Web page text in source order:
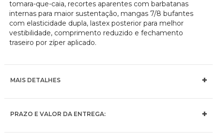
tomara-que-caia, recortes aparentes com barbatanas
internas para maior sustentação, mangas 7/8 bufantes
com elasticidade dupla, lastex posterior para melhor
vestibilidade, comprimento reduzido e fechamento
traseiro por zíper aplicado.
MAIS DETALHES
PRAZO E VALOR DA ENTREGA: